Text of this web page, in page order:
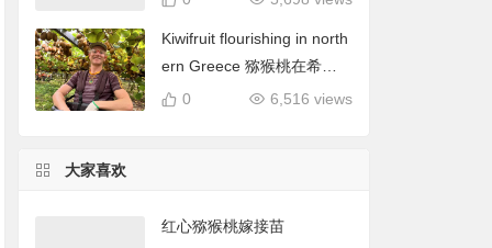
Kiwifruit flourishing in north
ern Greece 猕猴桃在希腊
北部蓬勃发展
6,516 views
0
大家喜欢
红心猕猴桃嫁接苗